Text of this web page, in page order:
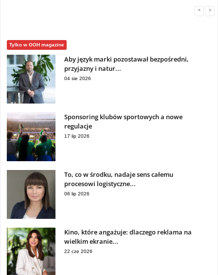
< >
Tylko w OOH magazine
Aby język marki pozostawał bezpośredni,
przyjazny i natur...
04 sie 2026
Sponsoring klubów sportowych a nowe
regulacje
17 lip 2026
To, co w środku, nadaje sens całemu
procesowi logistyczne...
06 lip 2026
Kino, które angażuje: dlaczego reklama na
wielkim ekranie...
22 cze 2026